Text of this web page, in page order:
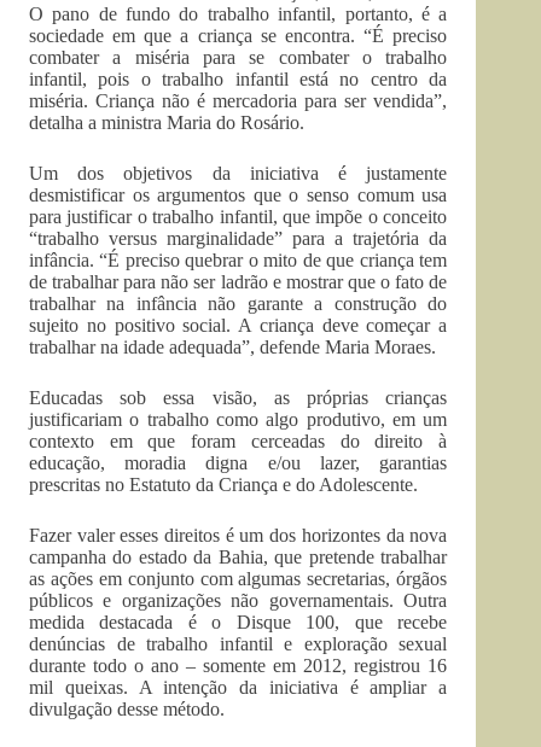
O pano de fundo do trabalho infantil, portanto, é a
sociedade em que a criança se encontra. “É preciso
combater a miséria para se combater o trabalho
infantil, pois o trabalho infantil está no centro da
miséria. Criança não é mercadoria para ser vendida”,
detalha a ministra Maria do Rosário.
Um dos objetivos da iniciativa é justamente
desmistificar os argumentos que o senso comum usa
para justificar o trabalho infantil, que impõe o conceito
“trabalho versus marginalidade” para a trajetória da
infância. “É preciso quebrar o mito de que criança tem
de trabalhar para não ser ladrão e mostrar que o fato de
trabalhar na infância não garante a construção do
sujeito no positivo social. A criança deve começar a
trabalhar na idade adequada”, defende Maria Moraes.
Educadas sob essa visão, as próprias crianças
justificariam o trabalho como algo produtivo, em um
contexto em que foram cerceadas do direito à
educação, moradia digna e/ou lazer, garantias
prescritas no Estatuto da Criança e do Adolescente.
Fazer valer esses direitos é um dos horizontes da nova
campanha do estado da Bahia, que pretende trabalhar
as ações em conjunto com algumas secretarias, órgãos
públicos e organizações não governamentais. Outra
medida destacada é o Disque 100, que recebe
denúncias de trabalho infantil e exploração sexual
durante todo o ano – somente em 2012, registrou 16
mil queixas. A intenção da iniciativa é ampliar a
divulgação desse método.